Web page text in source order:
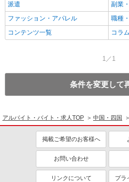
派遣
副業
ファッション・アパレル
職種
コンテンツ一覧
コラ
1／1
条件を変更して
アルバイト・バイト・求人TOP 中国・四国
掲載ご希望のお客様へ
お問い合わせ
リンクについて プラ